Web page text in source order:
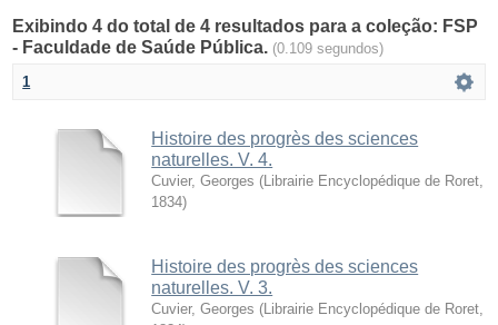
Exibindo 4 do total de 4 resultados para a coleção: FSP
- Faculdade de Saúde Pública. (0.109 segundos)
1
Histoire des progrès des sciences
naturelles. V. 4.
Cuvier, Georges ( Librairie Encyclopédique de Roret
1834)
Histoire des progrès des sciences
naturelles. V. 3.
Cuvier, Georges ( Librairie Encyclopédique de Roret